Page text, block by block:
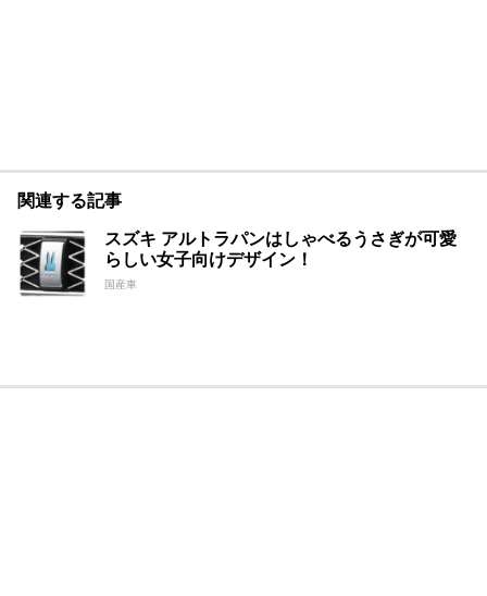
関連する記事
スズキ アルトラパンはしゃべるうさぎが可愛
らしい女子向けデザイン！
国産車